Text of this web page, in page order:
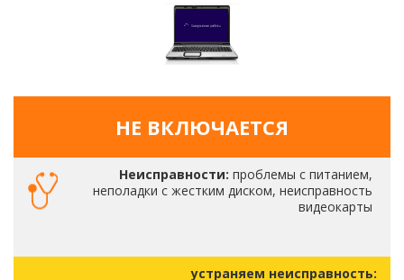
НЕ ВКЛЮЧАЕТСЯ
Неисправности: проблемы с питанием,
неполадки с жестким диском, неисправность
видеокарты
устраняем неисправность: